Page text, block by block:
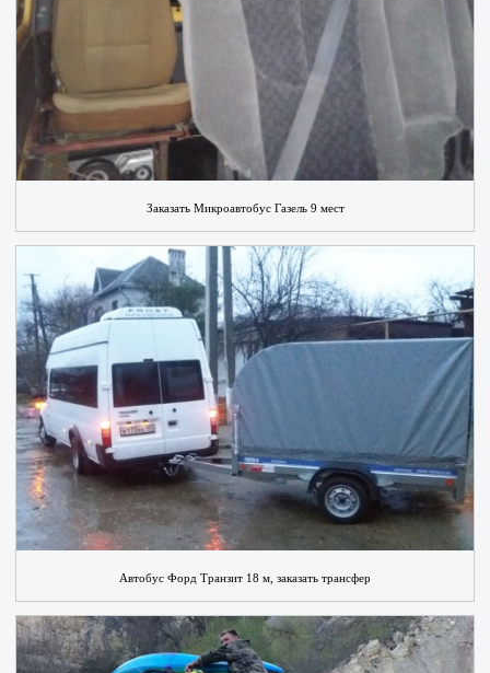
Заказать Микроавтобус Газель 9 мест
Автобус Форд Транзит 18 м, заказать трансфер